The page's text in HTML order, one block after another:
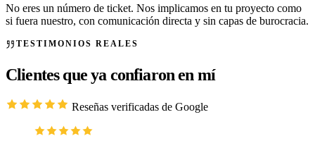
No eres un número de ticket. Nos implicamos en tu proyecto como
si fuera nuestro, con comunicación directa y sin capas de burocracia.
TESTIMONIOS REALES
Clientes que ya confiaron en mí
Reseñas verificadas de Google